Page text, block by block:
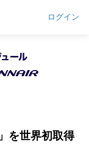
ログイン
を世界初取得